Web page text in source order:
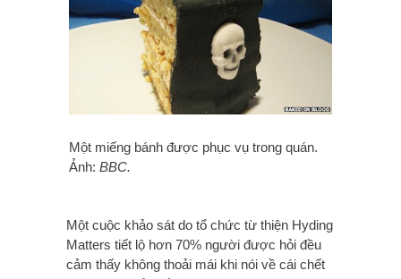
Một miếng bánh được phục vụ trong quán.
Ảnh: BBC.
Một cuộc khảo sát do tổ chức từ thiện Hyding
Matters tiết lộ hơn 70% người được hỏi đều
cảm thấy không thoải mái khi nói về cái chết